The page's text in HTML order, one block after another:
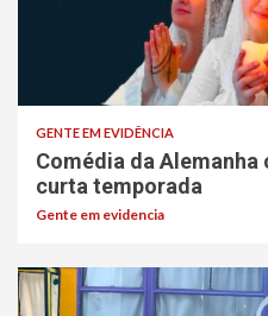
GENTE EM EVIDÊNCIA
Comédia da Alemanha
curta temporada
Gente em evidencia